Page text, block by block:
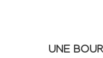
UNE